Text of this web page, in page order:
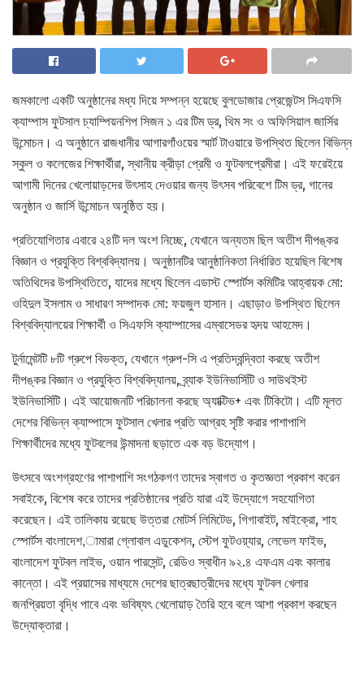
জমকালো একটি অনুষ্ঠানের মধ্য দিয়ে সম্পন্ন হয়েছে বুলডোজার প্রেজেন্টস সিএফসি
ক্যাম্পাস ফুটসাল চ্যাম্পিয়নশিপ সিজন ১ এর টিম ড্র, থিম সং ও অফিসিয়াল জার্সির
উন্মোচন। এ অনুষ্ঠানে রাজধানীর আগারগাঁওয়ের স্মার্ট টাওয়ারে উপস্থিত ছিলেন বিভিন্ন
স্কুল ও কলেজের শিক্ষার্থীরা, স্থানীয় ক্রীড়া প্রেমী ও ফুটবলপ্রেমীরা। এই ফরেইয়ে
আগামী দিনের খেলোয়াড়দের উৎসাহ দেওয়ার জন্য উৎসব পরিবেশে টিম ড্র, গানের
অনুষ্ঠান ও জার্সি উন্মোচন অনুষ্ঠিত হয়।
প্রতিযোগিতার এবারে ২৪টি দল অংশ নিচ্ছে, যেখানে অন্যতম ছিল অতীশ দীপঙ্কর
বিজ্ঞান ও প্রযুক্তি বিশ্ববিদ্যালয়। অনুষ্ঠানটির আনুষ্ঠানিকতা নির্ধারিত হয়েছিল বিশেষ
অতিথিদের উপস্থিতিতে, যাদের মধ্যে ছিলেন এডাস্ট স্পোর্টস কমিটির আহ্বায়ক মো:
ওহিদুল ইসলাম ও সাধারণ সম্পাদক মো: ফয়জুল হাসান। এছাড়াও উপস্থিত ছিলেন
বিশ্ববিদ্যালয়ের শিক্ষার্থী ও সিএফসি ক্যাম্পাসের এম্বাসেডর হৃদয় আহমেদ।
টুর্নামেন্টটি ৮টি গ্রুপে বিভক্ত, যেখানে গ্রুপ-সি এ প্রতিদ্বন্দ্বিতা করছে অতীশ
দীপঙ্কর বিজ্ঞান ও প্রযুক্তি বিশ্ববিদ্যালয়, ব্র্যাক ইউনিভার্সিটি ও সাউথইস্ট
ইউনিভার্সিটি। এই আয়োজনটি পরিচালনা করছে অ্যাক্টিভ+ এবং টিকিটো। এটি মূলত
দেশের বিভিন্ন ক্যাম্পাসে ফুটসাল খেলার প্রতি আগ্রহ সৃষ্টি করার পাশাপাশি
শিক্ষার্থীদের মধ্যে ফুটবলের উন্মাদনা ছড়াতে এক বড় উদ্যোগ।
উৎসবে অংশগ্রহণের পাশাপাশি সংগঠকগণ তাদের স্বাগত ও কৃতজ্ঞতা প্রকাশ করেন
সবাইকে, বিশেষ করে তাদের প্রতিষ্ঠানের প্রতি যারা এই উদ্যোগে সহযোগিতা
করেছেন। এই তালিকায় রয়েছে উত্তরা মোটর্স লিমিটেড, গিগাবাইট, মাইক্রো, শাহ
স্পোর্টস বাংলাদেশ,ামারা গ্লোবাল এডুকেশন, স্টেপ ফুটওয়্যার, লেভেল ফাইভ,
বাংলাদেশ ফুটবল লাইভ, ওয়ান পারসেন্ট, রেডিও স্বাধীন ৯২.৪ এফএম এবং কালার
কান্তো। এই প্রয়াসের মাধ্যমে দেশের ছাত্রছাত্রীদের মধ্যে ফুটবল খেলার
জনপ্রিয়তা বৃদ্ধি পাবে এবং ভবিষ্যৎ খেলোয়াড় তৈরি হবে বলে আশা প্রকাশ করছেন
উদ্যোক্তারা।